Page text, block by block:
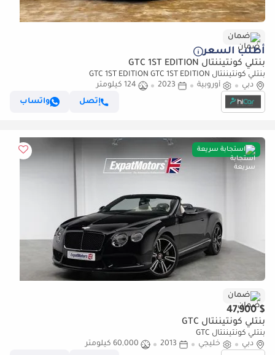
ضمان
أطلب السعر
بنتلي كونتيننتال GTC 1ST EDITION
بنتلي كونتيننتال GTC 1ST EDITION GTC 1ST EDITION
دبي
أوروبية 2023
124 كيلومتر
إتصل
واتساب
استجابة سريعة
ضمان
$ 47,900
بنتلي كونتيننتال GTC
بنتلي كونتيننتال GTC
دبي
خليجي 2013
60,000 كيلومتر